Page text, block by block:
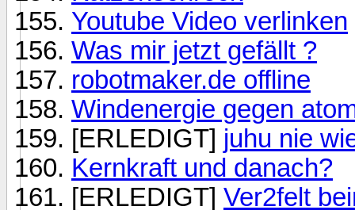
Youtube Video verlinken
Was mir jetzt gefällt ?
robotmaker.de offline
Windenergie gegen
[ERLEDIGT] juhu nie
Kernkraft und danach?
[ERLEDIGT] Ver2felt